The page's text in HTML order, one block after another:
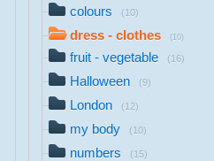
colours (10)
dress - clothes (10)
fruit - vegetable (16)
Halloween (9)
London (12)
my body (10)
numbers (15)